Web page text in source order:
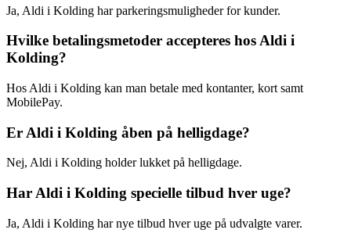
Ja, Aldi i Kolding har parkeringsmuligheder for kunder.
Hvilke betalingsmetoder accepteres hos Aldi i
Kolding?
Hos Aldi i Kolding kan man betale med kontanter, kort samt
MobilePay.
Er Aldi i Kolding åben på helligdage?
Nej, Aldi i Kolding holder lukket på helligdage.
Har Aldi i Kolding specielle tilbud hver uge?
Ja, Aldi i Kolding har nye tilbud hver uge på udvalgte varer.